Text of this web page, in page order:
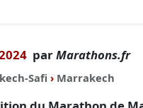
parMarathons.fr
Safi › Marrakech